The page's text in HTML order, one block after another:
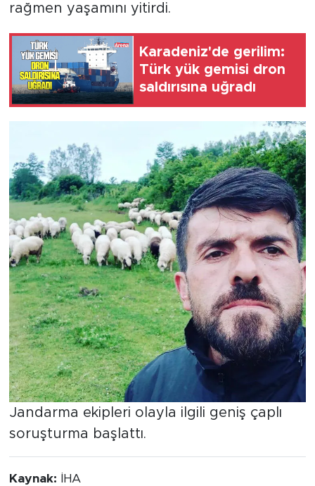
rağmen yaşamını yitirdi.
Karadeniz'de gerilim:
Türk yük gemisi dron
saldırısına uğradı
Jandarma ekipleri olayla ilgili geniş çaplı
soruşturma başlattı.
Kaynak: İHA